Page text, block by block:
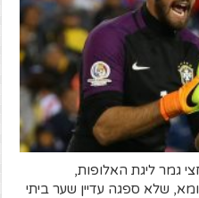
גמר ליגת האלופות,
שלא ספגה עדיין שער ביתי